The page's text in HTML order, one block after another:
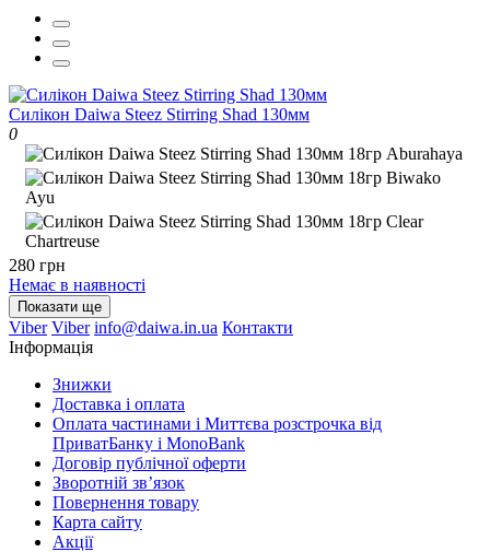
Силікон Daiwa Steez Stirring Shad 130мм
0
280 грн
Немає в наявності
Показати ще
Viber Viber info@daiwa.in.ua Контакти
Інформація
Знижки
Доставка і оплата
Оплата частинами і Миттєва розстрочка від
ПриватБанку і MonoBank
Договір публічної оферти
Зворотній зв’язок
Повернення товару
Карта сайту
Акції